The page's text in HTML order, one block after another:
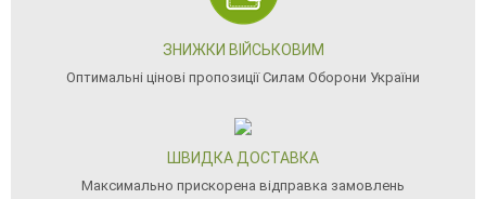
ЗНИЖКИ ВІЙСЬКОВИМ
Оптимальні цінові пропозиції Силам Оборони України
ШВИДКА ДОСТАВКА
Максимально прискорена відправка замовлень